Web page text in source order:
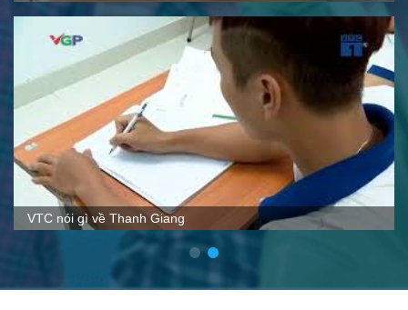
VTC nói gì về Thanh Giang